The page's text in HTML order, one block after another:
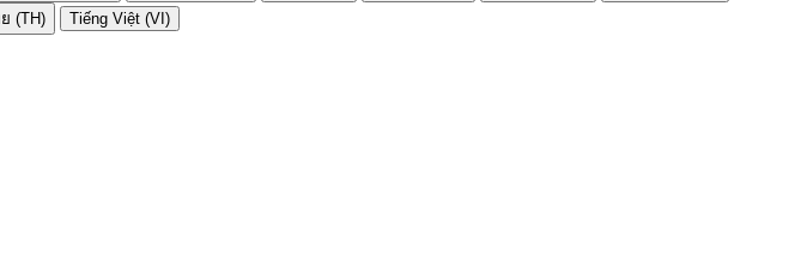
(TH) Tiếng Việt (VI)